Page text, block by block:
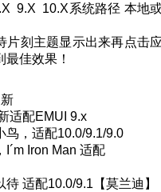
9.X 10.X系统路径 本地
片刻主题显示出来再点击
佳效果！
适配EMUI 9.x
鸟，适配10.0/9.1/9.0
I´m Iron Man 适配
适配10.0/9.1【莫兰迪】